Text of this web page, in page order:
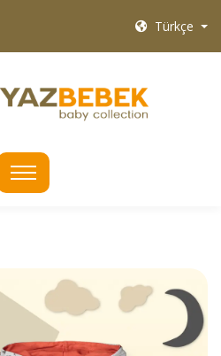
Türkçe